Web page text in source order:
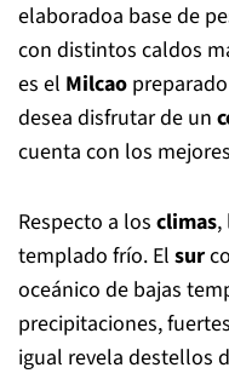
elaboradoa base de
con distintos caldos
es el Milcao
desea disfrutar de un
cuenta con los
Respecto a los climas,
templado frío. El sur
oceánico de bajas
precipitaciones,
igual revela destellos